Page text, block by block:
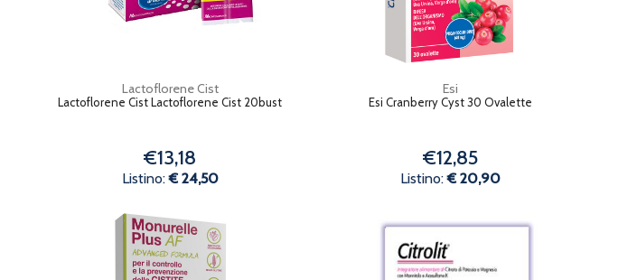
Lactoflorene Cist
Lactoflorene Cist Lactoflorene Cist 20bust
€13,18
Listino:€ 24,50
Esi
Esi Cranberry Cyst 30 Ovalette
€12,85
Listino:€ 20,90